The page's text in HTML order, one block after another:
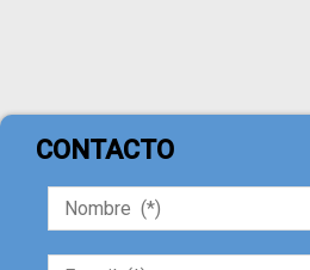
CONTACTO